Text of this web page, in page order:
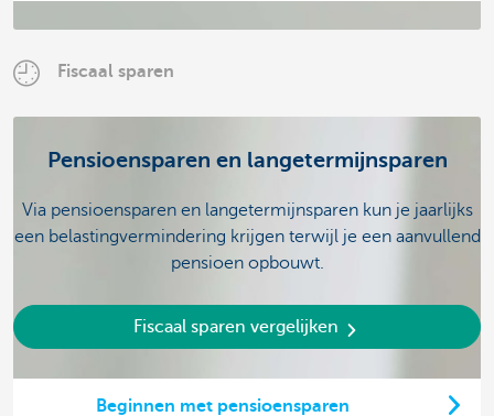
Fiscaal sparen
Pensioensparen en langetermijnsparen
Via pensioensparen en langetermijnsparen kun je jaarlijks
een belastingvermindering krijgen terwijl je een aanvullend
pensioen opbouwt.
Fiscaal sparen vergelijken
Beginnen met pensioensparen